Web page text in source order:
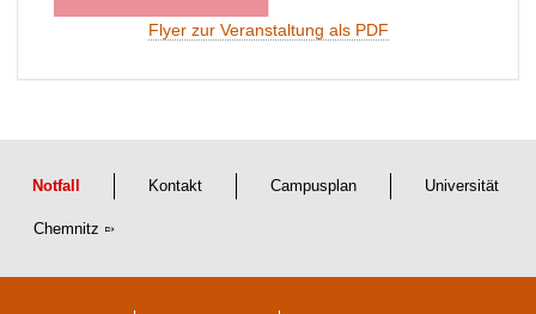
Flyer zur Veranstaltung als PDF
Notfall Kontakt Campusplan Universität
Chemnitz